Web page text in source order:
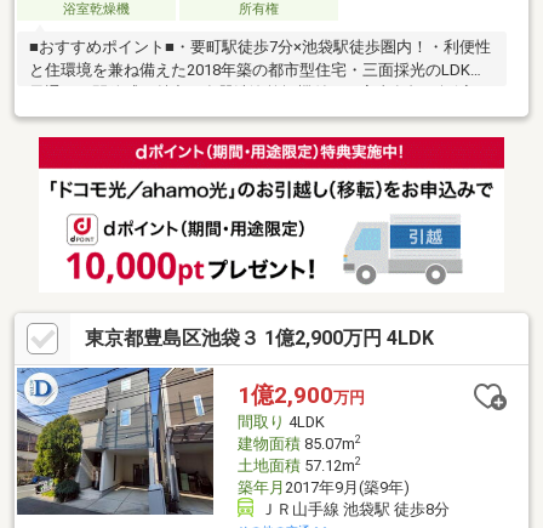
浴室乾燥機
所有権
■おすすめポイント■・要町駅徒歩7分×池袋駅徒歩圏内！・利便性
と住環境を兼ね備えた2018年築の都市型住宅・三面採光のLDKは
買物施設が徒歩圏内に揃う便利な住環境・閑静な住宅街に佇む都
市型住宅・探し始めのお客様、正しい家探しをお伝えします＊ご
来店頂きアンケート回答でギフトカードプレゼント！■交通アク
セス■・有楽町線【要町】駅徒歩7分----------------------お気軽に下記
クタス 0120-105-111(通話無料)まで
東京都豊島区池袋３ 1億2,900万円 4LDK
1億2,900万円
間取り 4LDK
建物面積85.07m2
土地面積57.12m2
築年月 2017年9月(築9年)
ＪＲ山手線 池袋駅 徒歩8分